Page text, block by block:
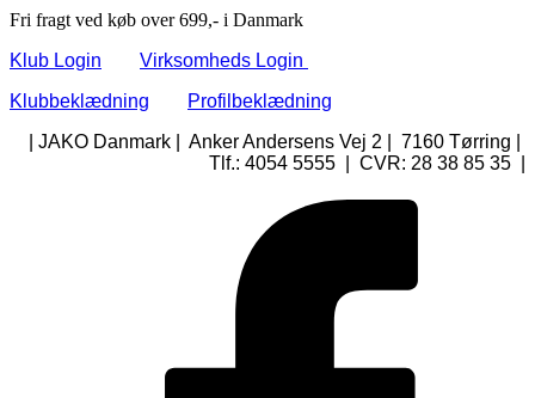
Fri fragt ved køb over 699,- i Danmark
Klub Login
Virksomheds Login
Klubbeklædning
Profilbeklædning
| JAKO Danmark | Anker Andersens Vej 2 | 7160 Tørring |
Tlf.: 4054 5555 | CVR: 28 38 85 35 |